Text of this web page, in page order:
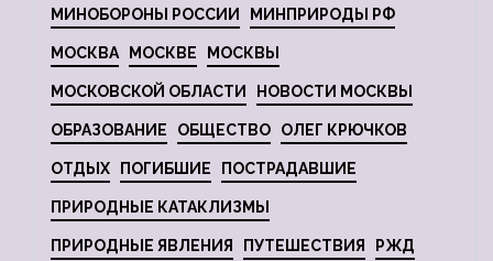
МИНОБОРОНЫ РОССИИ МИНПРИРОДЫ РФ
МОСКВА МОСКВЕ МОСКВЫ
МОСКОВСКОЙ ОБЛАСТИ НОВОСТИ МОСКВЫ
ОБРАЗОВАНИЕ ОБЩЕСТВО ОЛЕГ КРЮЧКОВ
ОТДЫХ ПОГИБШИЕ ПОСТРАДАВШИЕ
ПРИРОДНЫЕ КАТАКЛИЗМЫ
ПРИРОДНЫЕ ЯВЛЕНИЯ ПУТЕШЕСТВИЯ РЖД